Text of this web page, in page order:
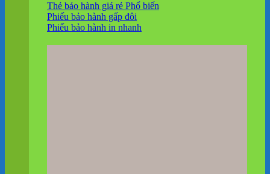
Thẻ bảo hành giá rẻ
Phiếu bảo hành gấp đôi
Phiếu bảo hành in nhanh